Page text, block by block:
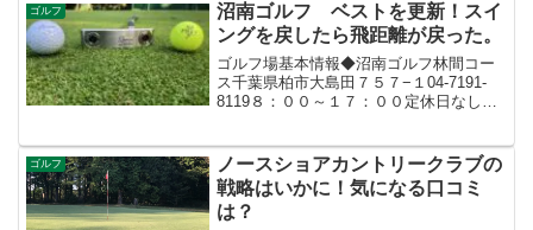
ゴルフ
沼南ゴルフ ベストを更新！スイ
ングを戻したら飛距離が戻った。
ゴルフ場基本情報◆沼南ゴルフ林間コー
ス千葉県柏市大島田７５７−１04-7191-
8119８：００～１７：００定休日なし
３，３００円土日祝 １回り ３，３
００円 回り...
ゴルフ
ノースショアカントリークラブの
戦略はいかに！気になる口コミ
は？